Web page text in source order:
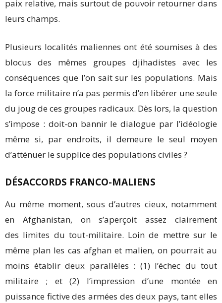
paix relative, mais surtout de pouvoir retourner dans
leurs champs.
Plusieurs localités maliennes ont été soumises à des
blocus des mêmes groupes djihadistes avec les
conséquences que l’on sait sur les populations. Mais
la force militaire n’a pas permis d’en libérer une seule
du joug de ces groupes radicaux. Dès lors, la question
s’impose : doit-on bannir le dialogue par l’idéologie
même si, par endroits, il demeure le seul moyen
d’atténuer le supplice des populations civiles ?
DÉSACCORDS FRANCO-MALIENS
Au même moment, sous d’autres cieux, notamment
en Afghanistan, on s’aperçoit assez clairement
des limites du tout-militaire. Loin de mettre sur le
même plan les cas afghan et malien, on pourrait au
moins établir deux parallèles : (1) l’échec du tout
militaire ; et (2) l’impression d’une montée en
puissance fictive des armées des deux pays, tant elles